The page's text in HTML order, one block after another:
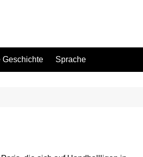
Geschichte Sprache